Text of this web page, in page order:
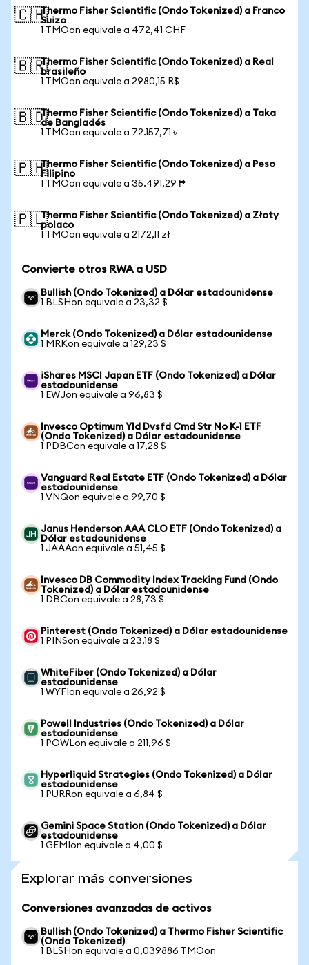
🇨🇭Thermo Fisher Scientific (Ondo Tokenized) a Franco
Suizo
1 TMOon equivale a 472,41 CHF
🇧🇷Thermo Fisher Scientific (Ondo Tokenized) a Real
brasileño
1 TMOon equivale a 2980,15 R$
🇧🇩Thermo Fisher Scientific (Ondo Tokenized) a Taka
de Bangladés
1 TMOon equivale a 72.157,71 ৳
🇵🇭Thermo Fisher Scientific (Ondo Tokenized) a Peso
Filipino
1 TMOon equivale a 35.491,29 ₱
🇵🇱Thermo Fisher Scientific (Ondo Tokenized) a Złoty
polaco
1 TMOon equivale a 2172,11 zł
Convierte otros RWA a USD
Bullish (Ondo Tokenized) a Dólar estadounidense
1 BLSHon equivale a 23,32 $
Merck (Ondo Tokenized) a Dólar estadounidense
1 MRKon equivale a 129,23 $
iShares MSCI Japan ETF (Ondo Tokenized) a Dólar
estadounidense
1 EWJon equivale a 96,83 $
Invesco Optimum Yld Dvsfd Cmd Str No K-1 ETF
(Ondo Tokenized) a Dólar estadounidense
1 PDBCon equivale a 17,28 $
Vanguard Real Estate ETF (Ondo Tokenized) a Dólar
estadounidense
1 VNQon equivale a 99,70 $
Janus Henderson AAA CLO ETF (Ondo Tokenized) a
Dólar estadounidense
1 JAAAon equivale a 51,45 $
Invesco DB Commodity Index Tracking Fund (Ondo
Tokenized) a Dólar estadounidense
1 DBCon equivale a 28,73 $
Pinterest (Ondo Tokenized) a Dólar estadounidense
1 PINSon equivale a 23,18 $
WhiteFiber (Ondo Tokenized) a Dólar
estadounidense
1 WYFIon equivale a 26,92 $
Powell Industries (Ondo Tokenized) a Dólar
estadounidense
1 POWLon equivale a 211,96 $
Hyperliquid Strategies (Ondo Tokenized) a Dólar
estadounidense
1 PURRon equivale a 6,84 $
Gemini Space Station (Ondo Tokenized) a Dólar
estadounidense
1 GEMIon equivale a 4,00 $
Explorar más conversiones
Conversiones avanzadas de activos
Bullish (Ondo Tokenized) a Thermo Fisher Scientific
(Ondo Tokenized)
1 BLSHon equivale a 0,039886 TMOon